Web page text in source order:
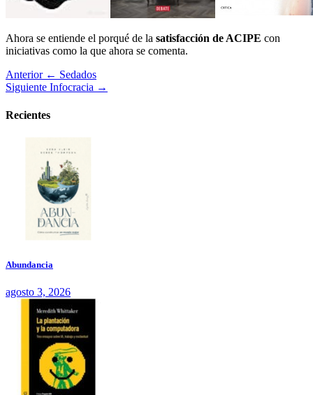
Ahora se entiende el porqué de la satisfacción de ACIPE con
iniciativas como la que ahora se comenta.
Anterior ← Sedados
Siguiente Infocracia →
Recientes
Abundancia
agosto 3, 2026